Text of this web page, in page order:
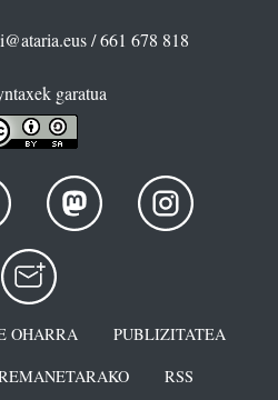
/ 661 678 818
garatua
OHARRA
PUBLIZITATEA
RSS